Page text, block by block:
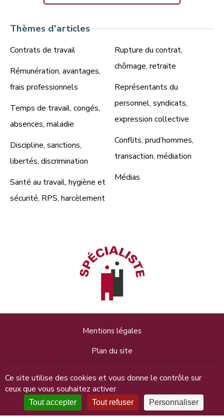
Ce site utilise des cookies et vous donne le contrôle sur
ceux que vous souhaitez activer
Tout accepter Tout refuser Personnaliser
Thèmes d'articles
Contrats de travail
Rémunération, avantages,
frais professionnels
Temps de travail, congés,
absences, maladie
Discipline, sanctions,
libertés, discrimination
Santé au travail, hygiène et
sécurité, RPS, harcèlement
Rupture du contrat,
chômage, retraite
Représentants du
personnel, syndicats,
expression collective
Conflits, prud’hommes,
transaction, médiation
Médias
Mentions légales
Plan du site
Connexion